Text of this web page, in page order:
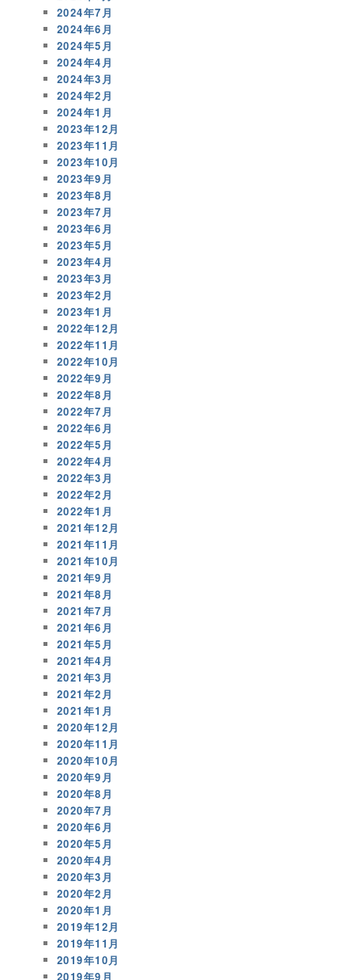
2024年7月
2024年6月
2024年5月
2024年4月
2024年3月
2024年2月
2024年1月
2023年12月
2023年11月
2023年10月
2023年9月
2023年8月
2023年7月
2023年6月
2023年5月
2023年4月
2023年3月
2023年2月
2023年1月
2022年12月
2022年11月
2022年10月
2022年9月
2022年8月
2022年7月
2022年6月
2022年5月
2022年4月
2022年3月
2022年2月
2022年1月
2021年12月
2021年11月
2021年10月
2021年9月
2021年8月
2021年7月
2021年6月
2021年5月
2021年4月
2021年3月
2021年2月
2021年1月
2020年12月
2020年11月
2020年10月
2020年9月
2020年8月
2020年7月
2020年6月
2020年5月
2020年4月
2020年3月
2020年2月
2020年1月
2019年12月
2019年11月
2019年10月
2019年9月